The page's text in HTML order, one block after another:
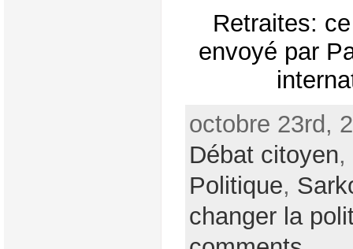
Retraites:
envoyé par
octobre 23rd,
Débat citoyen,
Politique,
changer la